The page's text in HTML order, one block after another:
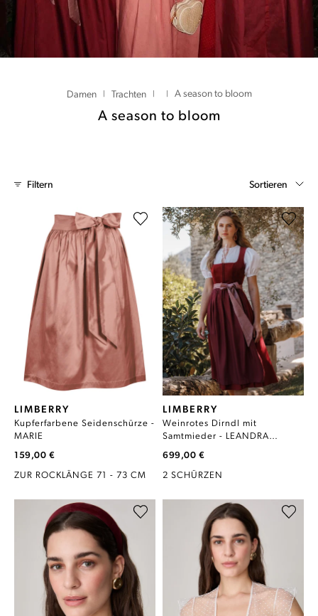
Damen Trachten A season to bloom
A season to bloom
Filtern Sortieren
LIMBERRY
Kupferfarbene Seidenschürze -
MARIE
159,00 €
ZUR ROCKLÄNGE 71 - 73 CM
LIMBERRY
Weinrotes Dirndl mit
Samtmieder - LEANDRA
699,00 €
2 SCHÜRZEN